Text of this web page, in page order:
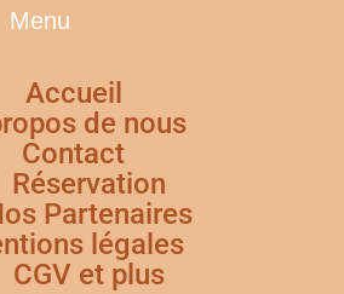
Menu
Accueil
de nous
Contact
Réservation
Partenaires
légales
CGV et plus